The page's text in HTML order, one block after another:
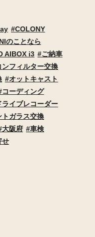
COLONY
のことなら
AIBOX i3
ご納車
ンフィルター交換
オットキャスト
コーディング
ライブレコーダー
トガラス交換
大阪府
車検
せ